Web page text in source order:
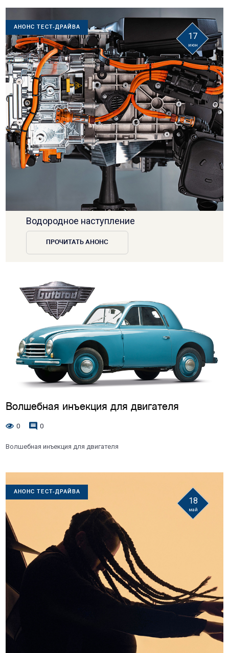
АНОНС ТЕСТ-ДРАЙВА
17
июн
Водородное наступление
ПРОЧИТАТЬ АНОНС
Волшебная инъекция для двигателя
0 0
Волшебная инъекция для двигателя
АНОНС ТЕСТ-ДРАЙВА
18
май